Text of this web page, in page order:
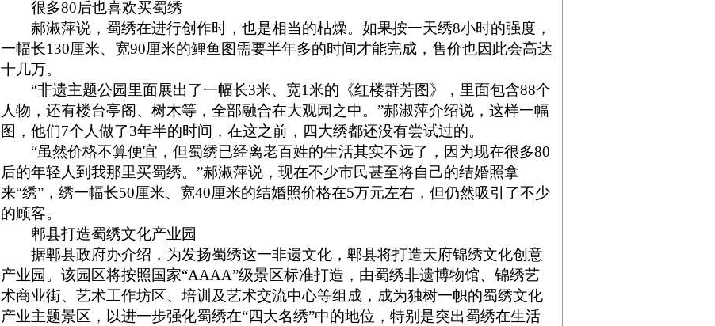
很多80后也喜欢买蜀绣
郝淑萍说，蜀绣在进行创作时，也是相当的枯燥。如果按一天绣8小时的强度，
一幅长130厘米、宽90厘米的鲤鱼图需要半年多的时间才能完成，售价也因此会高达
十几万。
“非遗主题公园里面展出了一幅长3米、宽1米的《红楼群芳图》，里面包含88个
人物，还有楼台亭阁、树木等，全部融合在大观园之中。”郝淑萍介绍说，这样一幅
图，他们7个人做了3年半的时间，在这之前，四大绣都还没有尝试过的。
“虽然价格不算便宜，但蜀绣已经离老百姓的生活其实不远了，因为现在很多80
后的年轻人到我那里买蜀绣。”郝淑萍说，现在不少市民甚至将自己的结婚照拿
来“绣”，绣一幅长50厘米、宽40厘米的结婚照价格在5万元左右，但仍然吸引了不少
的顾客。
郫县打造蜀绣文化产业园
据郫县政府办介绍，为发扬蜀绣这一非遗文化，郫县将打造天府锦绣文化创意
产业园。该园区将按照国家“AAAA”级景区标准打造，由蜀绣非遗博物馆、锦绣艺
术商业街、艺术工作坊区、培训及艺术交流中心等组成，成为独树一帜的蜀绣文化
产业主题景区，以进一步强化蜀绣在“四大名绣”中的地位，特别是突出蜀绣在生活